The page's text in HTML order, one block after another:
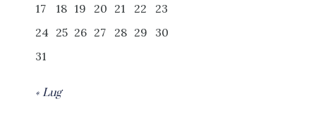
17
18 19 20 21 22
23
24 25 26 27 28 29
30
31
« Lug